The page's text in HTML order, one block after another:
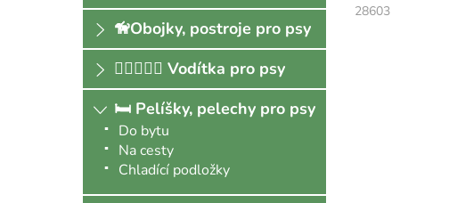
28603
🦮Obojky, postroje pro psy
🐕‍🦺🚶🏻‍♀️ Vodítka pro psy
🛏 Pelíšky, pelechy pro psy
Do bytu
Na cesty
Chladící podložky